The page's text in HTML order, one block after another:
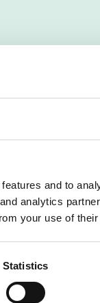
and to
analytics
your use of
Statistics
verkligen